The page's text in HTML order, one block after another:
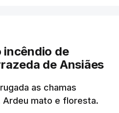
incêndio de
de Ansiães
as chamas
mato e floresta.